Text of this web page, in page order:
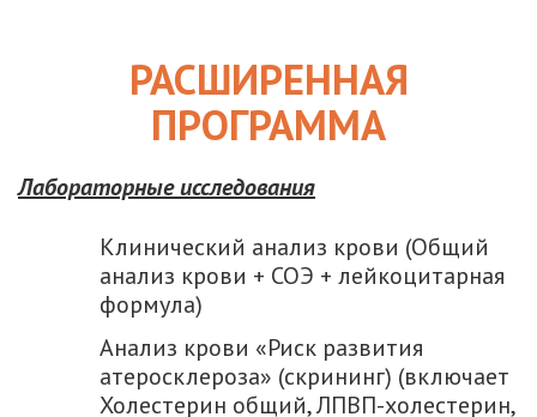
РАСШИРЕННАЯ
ПРОГРАММА
Лабораторные исследования
Клинический анализ крови (Общий
анализ крови + СОЭ + лейкоцитарная
формула)
Анализ крови «Риск развития
атеросклероза» (скрининг) (включает
Холестерин общий, ЛПВП-холестерин,